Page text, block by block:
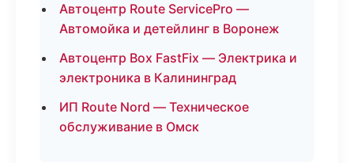
Автоцентр Route ServicePro —
Автомойка и детейлинг в Воронеж
Автоцентр Box FastFix — Электрика и
электроника в Калининград
ИП Route Nord — Техническое
обслуживание в Омск